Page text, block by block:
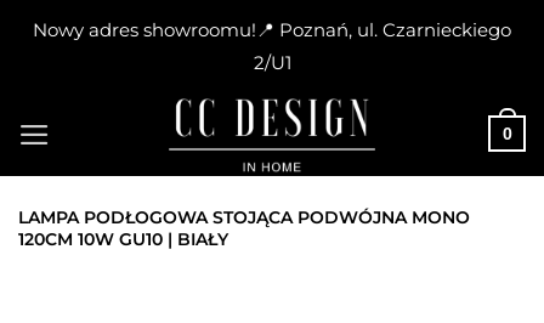
Nowy adres showroomu!📍 Poznań, ul. Czarnieckiego
2/U1
content
0
LAMPA PODŁOGOWA STOJĄCA PODWÓJNA MONO
120CM 10W GU10 | BIAŁY